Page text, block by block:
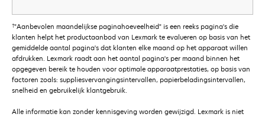
†"Aanbevolen maandelijkse paginahoeveelheid" is een reeks pagina's die
klanten helpt het productaanbod van Lexmark te evalueren op basis van het
gemiddelde aantal pagina's dat klanten elke maand op het apparaat willen
afdrukken. Lexmark raadt aan het aantal pagina's per maand binnen het
opgegeven bereik te houden voor optimale apparaatprestaties, op basis van
factoren zoals: suppliesvervangingsintervallen, papierbeladingsintervallen,
snelheid en gebruikelijk klantgebruik.
Alle informatie kan zonder kennisgeving worden gewijzigd. Lexmark is niet